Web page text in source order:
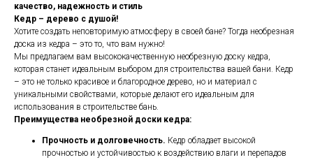
качество, надежность и стиль
Кедр – дерево с душой!
Хотите создать неповторимую атмосферу в своей бане? Тогда необрезная
доска из кедра – это то, что вам нужно!
Мы предлагаем вам высококачественную необрезную доску кедра,
которая станет идеальным выбором для строительства вашей бани. Кедр
– это не только красивое и благородное дерево, но и материал с
уникальными свойствами, которые делают его идеальным для
использования в строительстве бань.
Преимущества необрезной доски кедра:
Прочность и долговечность. Кедр обладает высокой
прочностью и устойчивостью к воздействию влаги и перепадов